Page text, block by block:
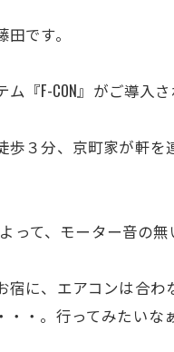
です。
F-CON』がご導入さ
３分、京町家が軒を
って、モーター音の無
に、エアコンは合わ
・。行ってみたいな